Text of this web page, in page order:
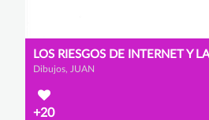
Dibujos, JUAN
+20